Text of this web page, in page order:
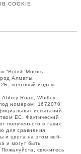
COOKIE
“British Motors
Алматы,
почтовый индекс
Road, Whitley,
номером: 1672070
испытаний
ЕС. Фактический
полученного в таких
для сравнения.
и цвета на этом веб-
и могут быть
свяжитесь